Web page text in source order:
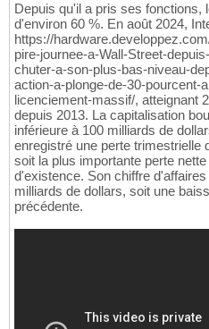
Depuis qu'il a pris ses fonctions,
d'environ 60 %. En août 2024,
https://
pire-journee-a-Wall-Street-
chuter-a-son-plus-bas-niveau-
action-a-plonge-de-30-pourcent-
licenciement-massif/, atteignant
depuis 2013. La capitalisation
inférieure à 100 milliards de
enregistré une perte trimestrielle
soit la plus importante perte
d'existence. Son chiffre
milliards de dollars, soit une
précédente.